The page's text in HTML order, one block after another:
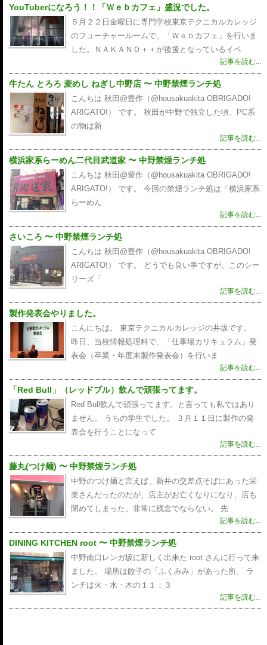
YouTuberになろう！！「Ｗｅｂカフェ」盛況でした。
５月２２日金曜日に専門学校東京テクニカルカレッジ
のフューチャールームで、「Ｗｅｂカフェ」を行いま
した。ＮＡＫＡＮＯ＋＋が後援となっているイベ
記事を読む...
牛たん とろろ 麦めし ねぎし中野店 〜 中野禁煙ランチ処
こんちは 秋田@豊作（@housakuakita‎ OBRIGADO!
ARIGATO!） です。 秋田が中野で独立した頃、PC系
の物は新
記事を読む...
横浜家系らーめん二代目武道家 〜 中野禁煙ランチ処
こんちは 秋田@豊作（@housakuakita‎ OBRIGADO!
ARIGATO!） です。 今回の禁煙ランチ処は「横浜家系
らーめん
記事を読む...
さいころ 〜 中野禁煙ランチ処
こんちは 秋田@豊作（@housakuakita‎ OBRIGADO!
ARIGATO!） です。 どうでも良い事ですが、このシー
リーズ「
記事を読む...
製作発表会やりました。
こんにちは。 東京テクニカルカレッジの井坂です。
昨日、当校情報処理科で、「仕事場カリキュラム」発
表会（卒業・年度末製作発表会）を行いま
記事を読む...
「Red Bull」（レッドブル）飲んで頑張ってます。
Red Bull飲んで頑張ってます。と言っても私ではあり
ません。 うちの学生でした。 ３月１１日に製作の発
表会を行うことになって
記事を読む...
藤丸(つけ麺) 〜 中野禁煙ランチ処
中野のつけ麺と言えば、新井の交差点そばにあった栄
楽さんだったのだが、店主がお亡くなりになり、店も
閉めてしまった。非常に残念でならない。 先
記事を読む...
DINING KITCHEN root 〜 中野禁煙ランチ処
中野南口レンガ坂に新しく出来た root さんに行って来
ました。 場所は餃子の「ふくみみ」があった所。 ラ
ンチは火・水・木の１１：３
記事を読む...